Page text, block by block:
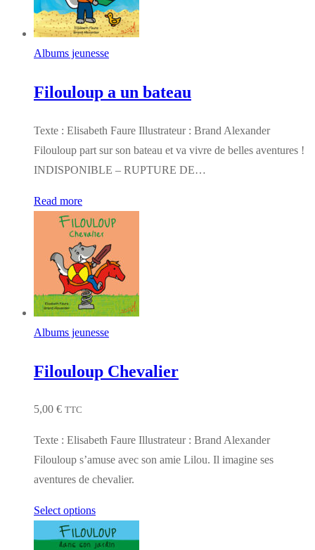
Albums jeunesse
Filouloup a un bateau
Texte : Elisabeth Faure Illustrateur : Brand Alexander
Filouloup part sur son bateau et va vivre de belles aventures !
INDISPONIBLE – RUPTURE DE…
Read more
Albums jeunesse
Filouloup Chevalier
5,00 € TTC
Texte : Elisabeth Faure Illustrateur : Brand Alexander
Filouloup s’amuse avec son amie Lilou. Il imagine ses
aventures de chevalier.
Select options